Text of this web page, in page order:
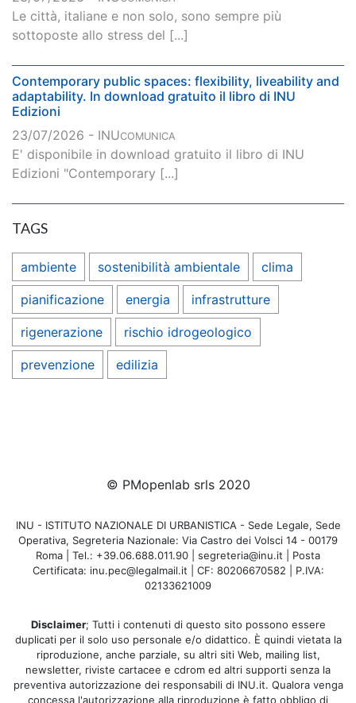
Le città, italiane e non solo, sono sempre più
sottoposte allo stress del [...]
Contemporary public spaces: flexibility, liveability and
adaptability. In download gratuito il libro di INU
Edizioni
23/07/2026 - INUCOMUNICA
E' disponibile in download gratuito il libro di INU
Edizioni "Contemporary [...]
TAGS
ambiente sostenibilità ambientale clima
pianificazione energia infrastrutture
rigenerazione rischio idrogeologico
prevenzione edilizia
© PMopenlab srls 2020
INU - ISTITUTO NAZIONALE DI URBANISTICA - Sede Legale, Sede
Operativa, Segreteria Nazionale: Via Castro dei Volsci 14 - 00179
Roma | Tel.: +39.06.688.011.90 | segreteria@inu.it | Posta
Certificata: inu.pec@legalmail.it | CF: 80206670582 | P.IVA:
02133621009
Disclaimer; Tutti i contenuti di questo sito possono essere
duplicati per il solo uso personale e/o didattico. È quindi vietata la
riproduzione, anche parziale, su altri siti Web, mailing list,
newsletter, riviste cartacee e cdrom ed altri supporti senza la
preventiva autorizzazione dei responsabili di INU.it. Qualora venga
concessa l'autorizzazione alla riproduzione è fatto obbligo di